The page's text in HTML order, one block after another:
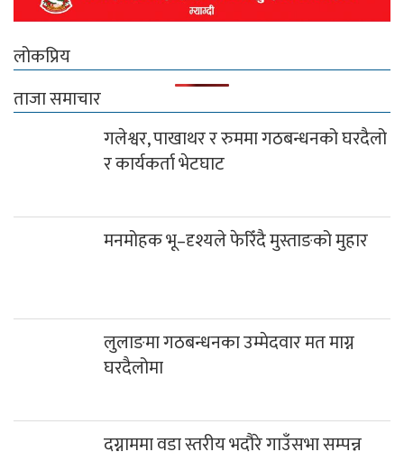
लोकप्रिय
ताजा समाचार
गलेश्वर, पाखाथर र रुममा गठबन्धनको घरदैलो
र कार्यकर्ता भेटघाट
मनमोहक भू–दृश्यले फेरिँदै मुस्ताङको मुहार
लुलाङमा गठबन्धनका उम्मेदवार मत माग्न
घरदैलोमा
दग्नाममा वडा स्तरीय भदौरे गाउँसभा सम्पन्न